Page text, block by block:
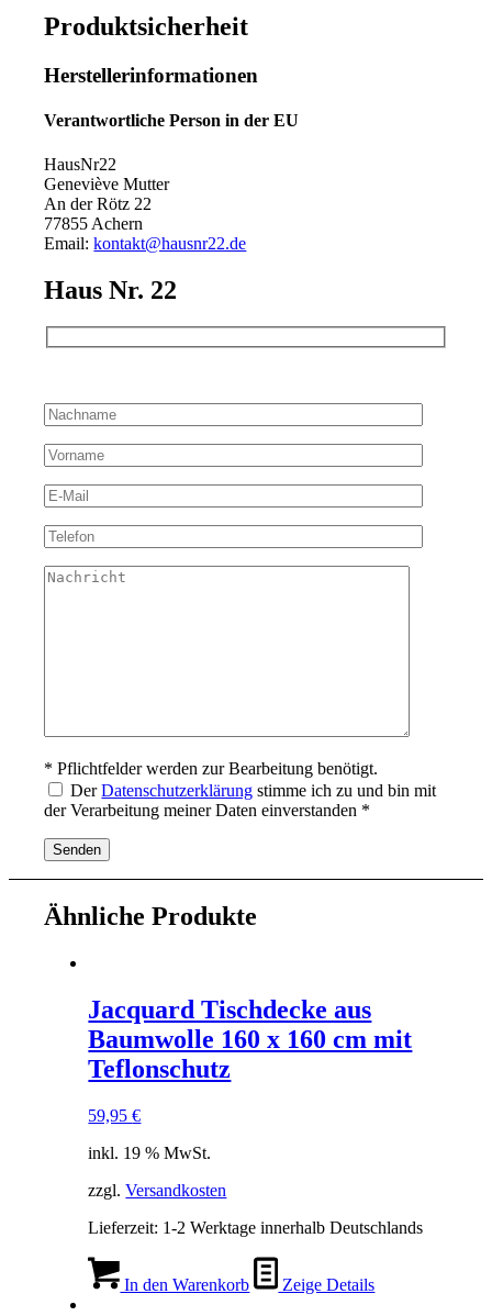
Produktsicherheit
Herstellerinformationen
Verantwortliche Person in der EU
HausNr22
Geneviève Mutter
An der Rötz 22
77855 Achern
Email:kontakt@hausnr22.de
Haus Nr. 22
* Pflichtfelder werden zur Bearbeitung benötigt.
DerDatenschutzerklärung stimme ich zu und bin mit
der Verarbeitung meiner Daten einverstanden *
Ähnliche Produkte
Jacquard Tischdecke aus
Baumwolle 160 x 160 cm mit
Teflonschutz
59,95€
inkl. 19 % MwSt.
zzgl.Versandkosten
Lieferzeit: 1-2 Werktage innerhalb Deutschlands
In den Warenkorb Zeige Details